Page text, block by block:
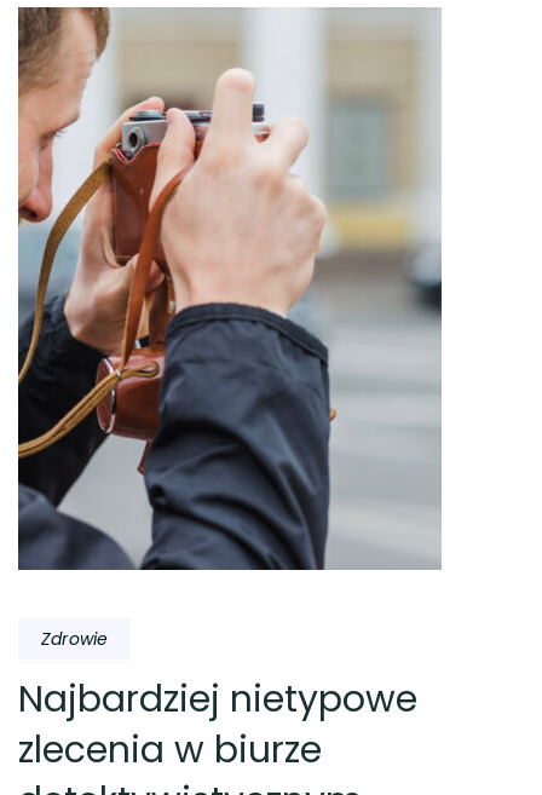
Zdrowie
Najbardziej nietypowe
zlecenia w biurze